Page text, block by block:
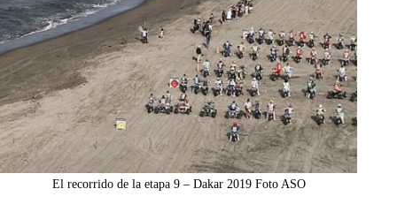
El recorrido de la etapa 9 – Dakar 2019 Foto ASO